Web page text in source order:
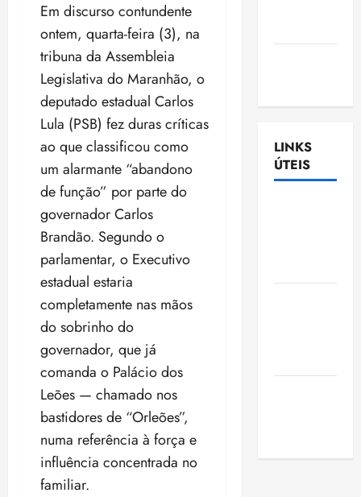
Em discurso contundente
ontem, quarta-feira (3), na
tribuna da Assembleia
Legislativa do Maranhão, o
deputado estadual Carlos
Lula (PSB) fez duras críticas
ao que classificou como
um alarmante “abandono
de função” por parte do
governador Carlos
Brandão. Segundo o
parlamentar, o Executivo
estadual estaria
completamente nas mãos
do sobrinho do
governador, que já
comanda o Palácio dos
Leões — chamado nos
bastidores de “Orleões”,
numa referência à força e
influência concentrada no
familiar.
LINKS
ÚTEIS